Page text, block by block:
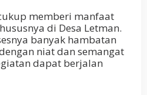
memberi manfaat
di Desa Letman.
banyak hambatan
niat dan semangat
dapat berjalan